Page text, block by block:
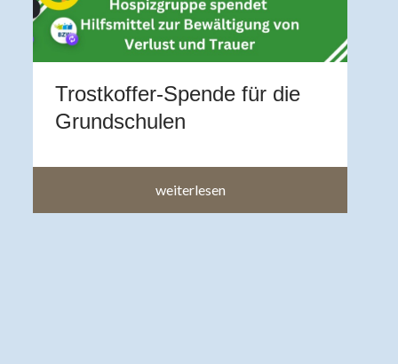
Trostkoffer-Spende für die
Grundschulen
weiterlesen